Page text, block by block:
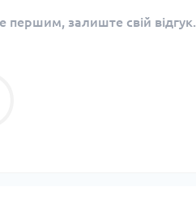
першим, залиште свій відгук.